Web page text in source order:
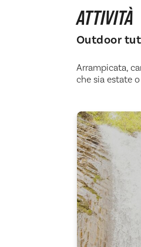
ATTIVITÀ
Outdoor
Arrampicata,
che sia estate